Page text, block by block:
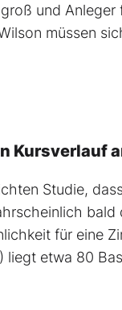
und
müssen
Kursverlauf
Studie,
bald
für eine
etwa 80